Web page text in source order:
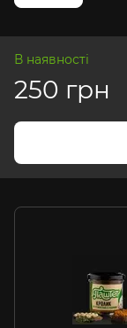
В наявності
250 грн